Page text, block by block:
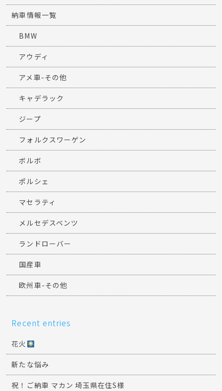
納車情報一覧
BMW
アウディ
アメ車-その他
キャデラック
ジープ
フォルクスワーゲン
ボルボ
ポルシェ
マセラティ
メルセデスベンツ
ランドローバー
国産車
欧州車-その他
Recent entries
花火
新たな悩み
祝！ご納車 マカン 埼玉県在住S様